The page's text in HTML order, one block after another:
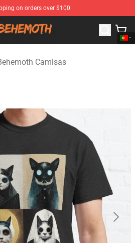
on orders over $100
Behemoth Merchandise Shop
Camisas